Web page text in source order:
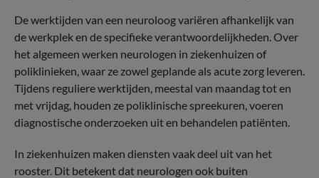
De werktijden van een neuroloog variëren afhankelijk van
de werkplek en de specifieke verantwoordelijkheden. Over
het algemeen werken neurologen in ziekenhuizen of
poliklinieken, waar ze zowel geplande als acute zorg leveren.
Tijdens reguliere werktijden, meestal van maandag tot en
met vrijdag, houden ze poliklinische spreekuren, voeren
diagnostische onderzoeken uit en behandelen patiënten.
In ziekenhuizen maken diensten vaak deel uit van het
rooster. Dit betekent dat neurologen ook buiten